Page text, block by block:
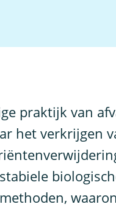
praktijk van
het verkrijgen